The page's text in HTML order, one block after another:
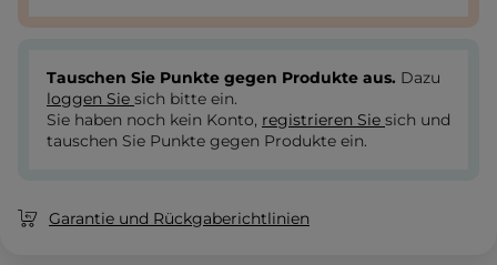
Tauschen Sie Punkte gegen Produkte aus. Dazu
loggen Sie sich bitte ein.
Sie haben noch kein Konto, registrieren Sie sich und
tauschen Sie Punkte gegen Produkte ein.
Garantie und Rückgaberichtlinien